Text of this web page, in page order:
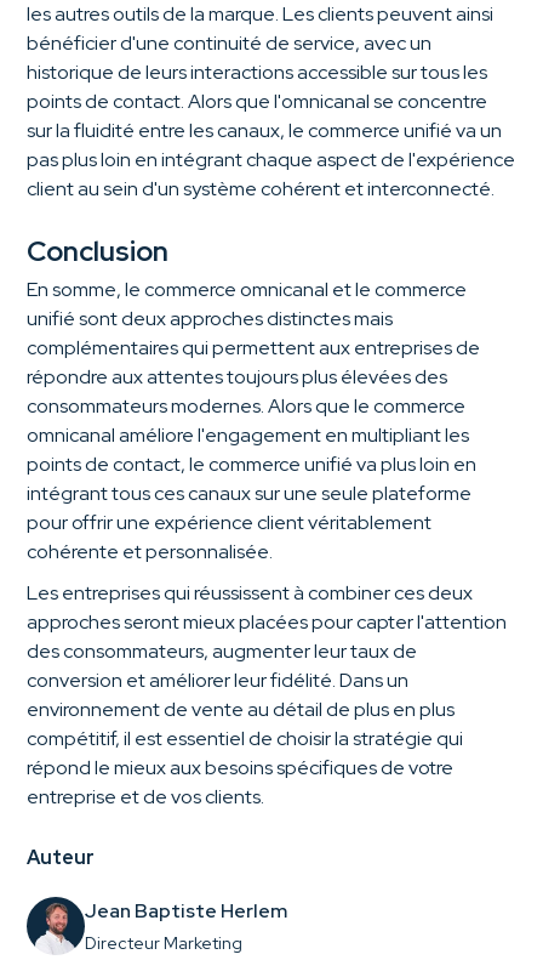
Auteur
Jean Baptiste Herlem
Directeur Marketing
les autres outils de la marque. Les clients peuvent ainsi
bénéficier d'une continuité de service, avec un
historique de leurs interactions accessible sur tous les
points de contact. Alors que l'omnicanal se concentre
sur la fluidité entre les canaux, le commerce unifié va un
pas plus loin en intégrant chaque aspect de l'expérience
client au sein d'un système cohérent et interconnecté.
Conclusion
En somme, le commerce omnicanal et le commerce
unifié sont deux approches distinctes mais
complémentaires qui permettent aux entreprises de
répondre aux attentes toujours plus élevées des
consommateurs modernes. Alors que le commerce
omnicanal améliore l'engagement en multipliant les
points de contact, le commerce unifié va plus loin en
intégrant tous ces canaux sur une seule plateforme
pour offrir une expérience client véritablement
cohérente et personnalisée.
Les entreprises qui réussissent à combiner ces deux
approches seront mieux placées pour capter l'attention
des consommateurs, augmenter leur taux de
conversion et améliorer leur fidélité. Dans un
environnement de vente au détail de plus en plus
compétitif, il est essentiel de choisir la stratégie qui
répond le mieux aux besoins spécifiques de votre
entreprise et de vos clients.